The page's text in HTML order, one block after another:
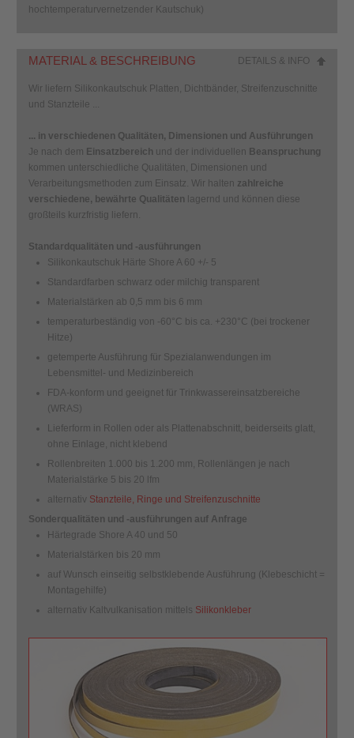
hochtemperaturvernetzender Kautschuk)
MATERIAL & BESCHREIBUNG DETAILS & INFO
Wir liefern Silikonkautschuk Platten, Dichtbänder, Streifenzuschnitte
und Stanzteile ...
... in verschiedenen Qualitäten, Dimensionen und Ausführungen
Je nach dem Einsatzbereich und der individuellen Beanspruchung
kommen unterschiedliche Qualitäten, Dimensionen und
Verarbeitungsmethoden zum Einsatz. Wir halten zahlreiche
verschiedene, bewährte Qualitäten lagernd und können diese
großteils kurzfristig liefern.
Standardqualitäten und -ausführungen
Silikonkautschuk Härte Shore A 60 +/- 5
Standardfarben schwarz oder milchig transparent
Materialstärken ab 0,5 mm bis 6 mm
temperaturbeständig von -60°C bis ca. +230°C (bei trockener
Hitze)
getemperte Ausführung für Spezialanwendungen im
Lebensmittel- und Medizinbereich
FDA-konform und geeignet für Trinkwassereinsatzbereiche
(WRAS)
Lieferform in Rollen oder als Plattenabschnitt, beiderseits glatt,
ohne Einlage, nicht klebend
Rollenbreiten 1.000 bis 1.200 mm, Rollenlängen je nach
Materialstärke 5 bis 20 lfm
alternativ Stanzteile, Ringe und Streifenzuschnitte
Sonderqualitäten und -ausführungen auf Anfrage
Härtegrade Shore A 40 und 50
Materialstärken bis 20 mm
auf Wunsch einseitig selbstklebende Ausführung (Klebeschicht =
Montagehilfe)
alternativ Kaltvulkanisation mittels Silikonkleber